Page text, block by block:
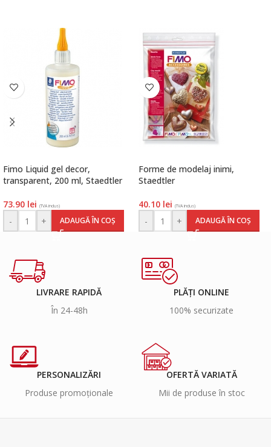
Fimo Liquid gel decor,
transparent, 200 ml, Staedtler
73.90 lei (TVA inclus)
- + ADAUGĂ ÎN COȘ
Forme de modelaj inimi,
Staedtler
40.10 lei (TVA inclus)
- + ADAUGĂ ÎN COȘ
LIVRARE RAPIDĂ
În 24-48h
PLĂȚI ONLINE
100% securizate
PERSONALIZĂRI
Produse promoționale
OFERTĂ VARIATĂ
Mii de produse în stoc